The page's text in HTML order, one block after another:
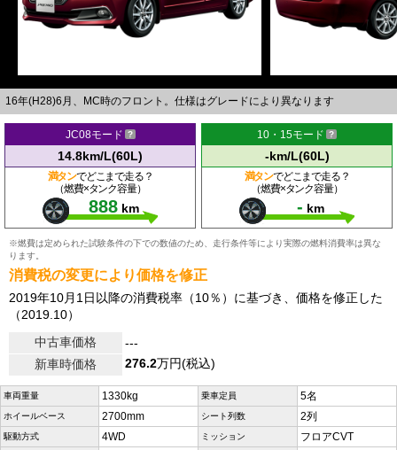
16年(H28)6月、MC時のフロント。仕様はグレードにより異なります
JC08モード
14.8km/L(60L)
満タンでどこまで走る？
（燃費×タンク容量）
888 km
10・15モード
-km/L(60L)
満タンでどこまで走る？
（燃費×タンク容量）
- km
※燃費は定められた試験条件の下での数値のため、走行条件等により実際の燃料消費率は異な
ります。
消費税の変更により価格を修正
2019年10月1日以降の消費税率（10％）に基づき、価格を修正した
（2019.10）
中古車価格
---
新車時価格
276.2万円(税込)
車両重量 1330kg 乗車定員 5名
ホイールベース 2700mm シート列数 2列
駆動方式 4WD ミッション フロアCVT